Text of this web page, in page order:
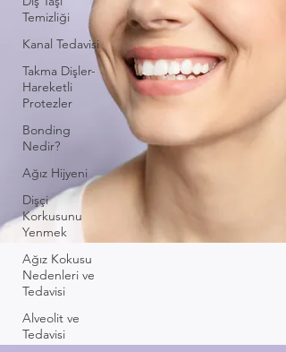
Temizliği
Kanal Tedavisi
Takma Dişler-
Hareketli
Protezler
Bonding
Nedir?
Ağız Hijyeni
Dişçi
Korkusunu
Yenmek
Ağız Kokusu
Nedenleri ve
Tedavisi
Alveolit ve
Tedavisi